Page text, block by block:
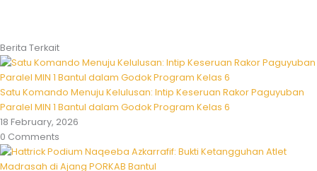
Berita Terkait
Satu Komando Menuju Kelulusan: Intip Keseruan Rakor Paguyuban
Paralel MIN 1 Bantul dalam Godok Program Kelas 6
18 February, 2026
0 Comments